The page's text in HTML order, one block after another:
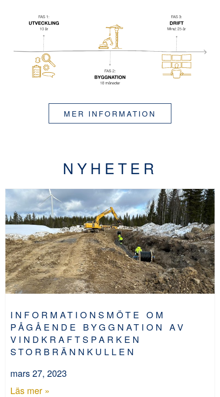
MER INFORMATION
NYHETER
INFORMATIONSMÖTE OM
PÅGÅENDE BYGGNATION AV
VINDKRAFTSPARKEN
STORBRÄNNKULLEN
mars 27, 2023
Läs mer »